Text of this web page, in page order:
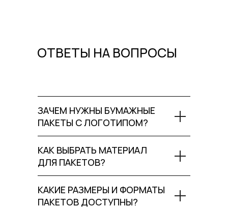
ОТВЕТЫ НА ВОПРОСЫ
ЗАЧЕМ НУЖНЫ БУМАЖНЫЕ
ПАКЕТЫ С ЛОГОТИПОМ?
КАК ВЫБРАТЬ МАТЕРИАЛ
ДЛЯ ПАКЕТОВ?
КАКИЕ РАЗМЕРЫ И ФОРМАТЫ
ПАКЕТОВ ДОСТУПНЫ?